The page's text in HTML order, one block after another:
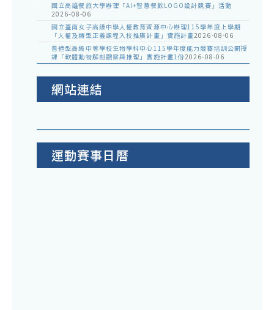
國立高雄餐旅大學辦理「AI+智慧餐飲LOGO設計競賽」活動
2026-08-06
國立臺南女子高級中學人權教育資源中心辦理115學年度上學期
「人權及轉型正義課程入校推廣計畫」實施計畫2026-08-06
普通型高級中等學校生物學科中心115學年度能力競賽培訓公開授
課「軟體動物解剖觀察與推理」實施計畫1份2026-08-06
網站連結
運動賽事日曆